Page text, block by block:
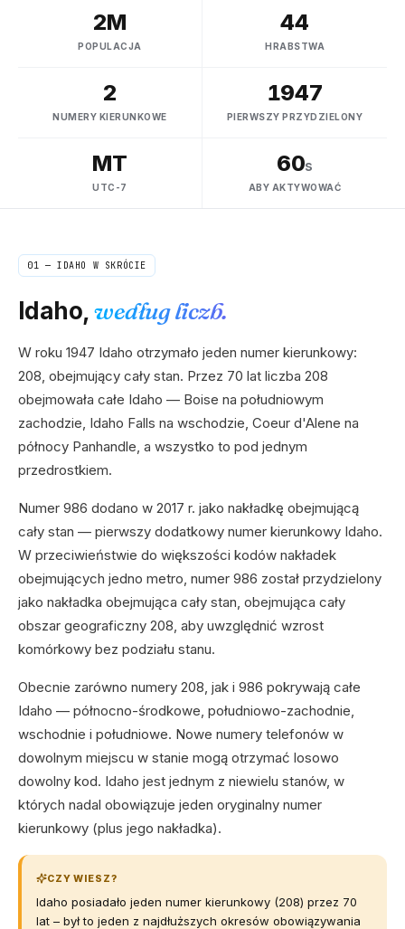
2M
POPULACJA
44
HRABSTWA
2
NUMERY KIERUNKOWE
1947
PIERWSZY PRZYDZIELONY
MT
UTC-7
60s
ABY AKTYWOWAĆ
01 — IDAHO W SKRÓCIE
Idaho,według liczb.
W roku 1947 Idaho otrzymało jeden numer kierunkowy:
208, obejmujący cały stan. Przez 70 lat liczba 208
obejmowała całe Idaho — Boise na południowym
zachodzie, Idaho Falls na wschodzie, Coeur d'Alene na
północy Panhandle, a wszystko to pod jednym
przedrostkiem.
Numer 986 dodano w 2017 r. jako nakładkę obejmującą
cały stan — pierwszy dodatkowy numer kierunkowy Idaho.
W przeciwieństwie do większości kodów nakładek
obejmujących jedno metro, numer 986 został przydzielony
jako nakładka obejmująca cały stan, obejmująca cały
obszar geograficzny 208, aby uwzględnić wzrost
komórkowy bez podziału stanu.
Obecnie zarówno numery 208, jak i 986 pokrywają całe
Idaho — północno-środkowe, południowo-zachodnie,
wschodnie i południowe. Nowe numery telefonów w
dowolnym miejscu w stanie mogą otrzymać losowo
dowolny kod. Idaho jest jednym z niewielu stanów, w
których nadal obowiązuje jeden oryginalny numer
kierunkowy (plus jego nakładka).
CZY WIESZ?
Idaho posiadało jeden numer kierunkowy (208) przez 70
lat – był to jeden z najdłuższych okresów obowiązywania